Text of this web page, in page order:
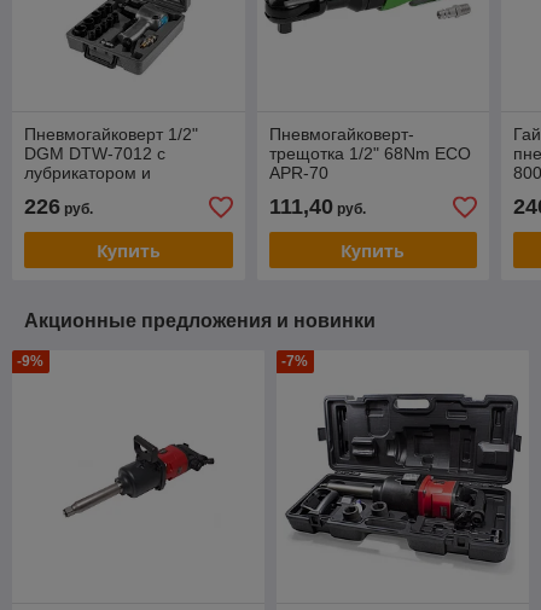
Пневмогайковерт 1/2"
DGM DTW-7012 с
лубрикатором и
226 руб.
Купить
Пневмогайковерт-
трещотка 1/2" 68Nm ECO
APR-70
111,40руб.
Купить
Акционные предложения и новинки
-9% -7%